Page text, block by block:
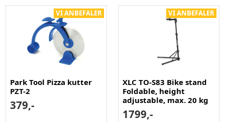
VI ANBEFALER
Park Tool Pizza kutter
PZT-2
379,-
VI ANBEFALER
XLC TO-S83 Bike stand
Foldable, height
adjustable, max. 20 kg
1799,-